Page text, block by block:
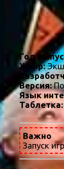
Год
Жанр:
Версия:
Язык
Таблетка:
Важно
Запуск